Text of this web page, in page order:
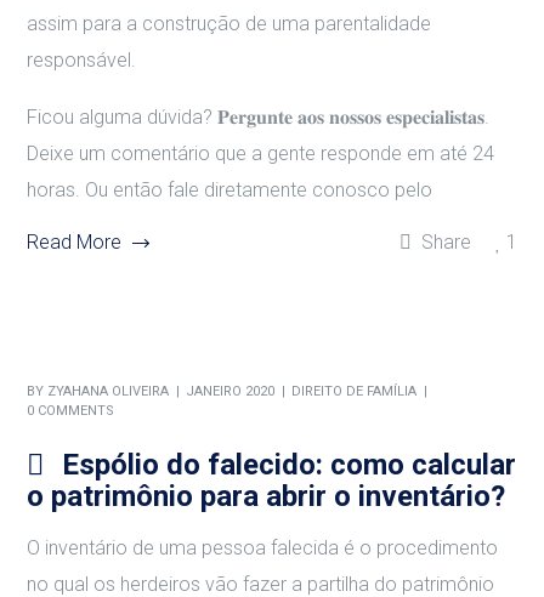
assim para a construção de uma parentalidade
responsável.
Ficou alguma dúvida? 𝐏𝐞𝐫𝐠𝐮𝐧𝐭𝐞 𝐚𝐨𝐬 𝐧𝐨𝐬𝐬𝐨𝐬 𝐞𝐬𝐩𝐞𝐜𝐢𝐚𝐥𝐢𝐬𝐭𝐚𝐬.
Deixe um comentário que a gente responde em até 24
horas. Ou então fale diretamente conosco pelo
Read More Share 1
BY ZYAHANA OLIVEIRA JANEIRO 2020
DIREITO DE FAMÍLIA
0 COMMENTS
Espólio do falecido: como calcular
o patrimônio para abrir o inventário?
O inventário de uma pessoa falecida é o procedimento
no qual os herdeiros vão fazer a partilha do patrimônio